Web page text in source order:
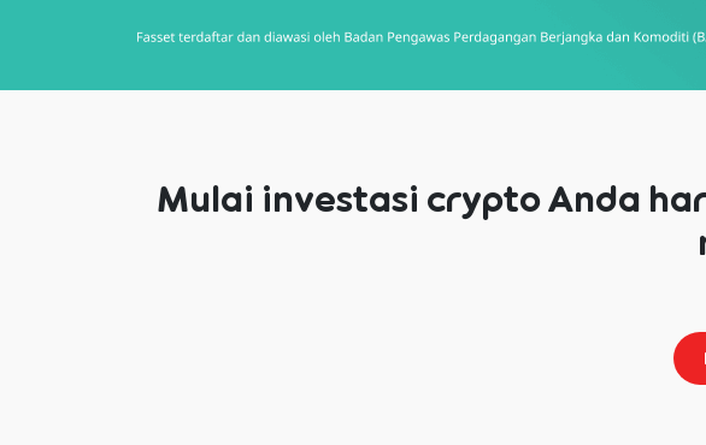
Mulai investasi crypto Anda